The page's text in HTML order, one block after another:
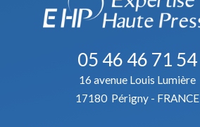
05 46 46 71 54
16 avenue Louis Lumière
17180 Périgny - FRANCE